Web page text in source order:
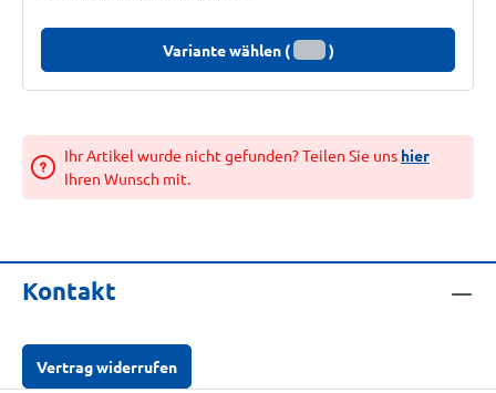
Variante wählen ( )
Ihr Artikel wurde nicht gefunden? Teilen Sie uns hier
Ihren Wunsch mit.
Kontakt
Vertrag widerrufen